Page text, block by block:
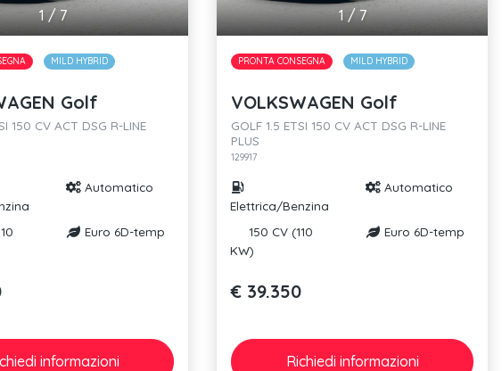
1/7
MILD HYBRID
Golf
150 CV ACT DSG R-LINE
Automatico
Euro 6D-temp
informazioni
1/7
PRONTA CONSEGNA MILD HYBRID
VOLKSWAGEN Golf
GOLF 1.5 ETSI 150 CV ACT DSG R-LINE
PLUS
129917
Elettrica/Benzina
Automatico
150 CV (110
KW)
Euro 6D-temp
€ 39.350
Richiedi informazioni